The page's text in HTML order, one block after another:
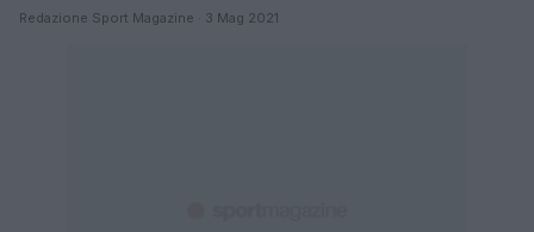
Redazione Sport Magazine · 3 Mag 2021